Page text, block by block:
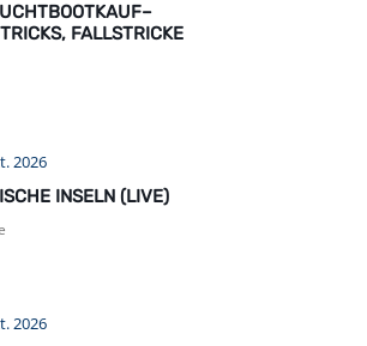
FALLSTRICKE
2026
INSELN (LIVE)
2026